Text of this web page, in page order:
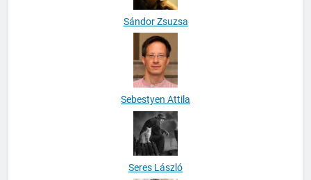
Sándor Zsuzsa
Sebestyen Attila
Seres László